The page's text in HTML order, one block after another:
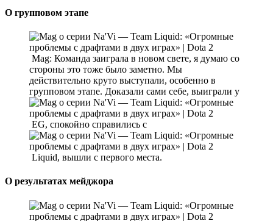
О групповом этапе
Mag: Команда заиграла в новом свете, я думаю со
стороны это тоже было заметно. Мы
действительно круто выступали, особенно в
групповом этапе. Доказали сами себе, выиграли у
EG, спокойно справились с
Liquid, вышли с первого места.
О результатах мейджора